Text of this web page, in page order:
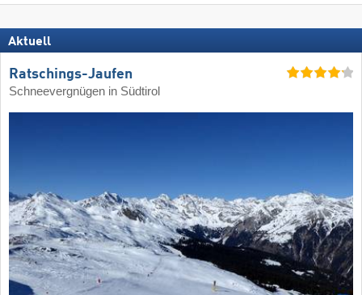
Aktuell
Ratschings-Jaufen
Schneevergnügen in Südtirol